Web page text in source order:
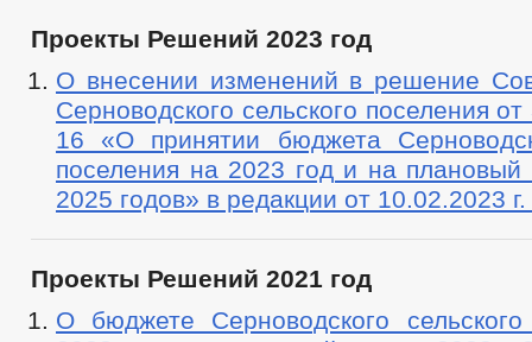
Проекты Решений 2023 год
О внесении изменений в решение
Серноводского сельского поселения
16 «О принятии бюджета
поселения на 2023 год и на
2025 годов» в редакции от 10.02.2023
Проекты Решений 2021 год
О бюджете Серноводского